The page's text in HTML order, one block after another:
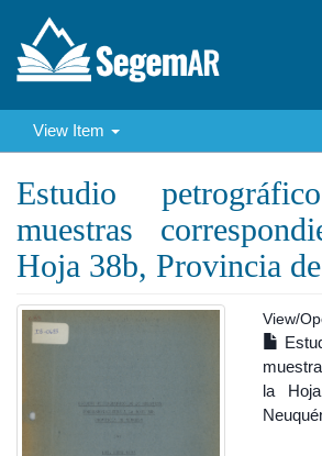
View Item
Estudio
muestras
Hoja 38b, Provincia
View/
la